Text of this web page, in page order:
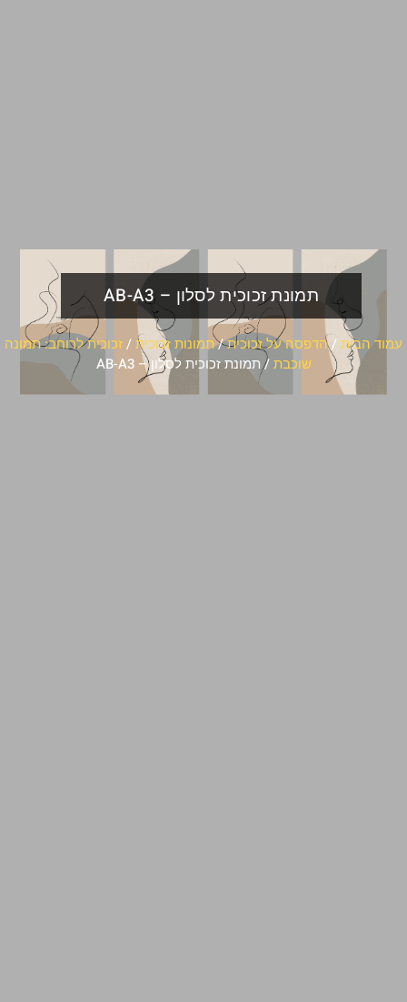
תמונת זכוכית לסלון – AB-A3
עמוד הבית /הדפסה על זכוכית/תמונות זכוכית/זכוכית לרוחב: תמונה
שוכבת/ תמונת זכוכית לסלון – AB-A3